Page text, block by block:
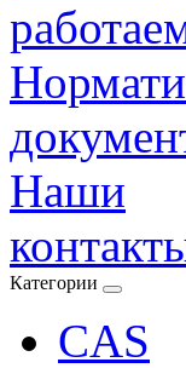
Наши
Категории
CAS